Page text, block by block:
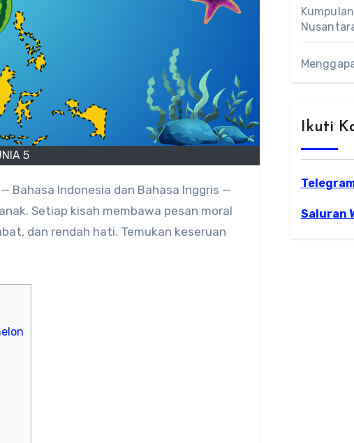
5
Bahasa Indonesia dan Bahasa Inggris —
Setiap kisah membawa pesan moral
dan rendah hati. Temukan keseruan
Ikuti
Saluran